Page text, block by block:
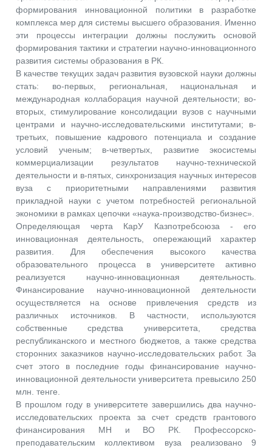
формирования инновационной политики в разработке
комплекса мер для системы высшего образования. Именно
эти процессы интеграции должны послужить основой
формирования тактики и стратегии научно-инновационного
развития системы образования в РК.
В качестве текущих задач развития вузовской науки должны
стать: во-первых, региональная, национальная и
международная коллаборация научной деятельности; во-
вторых, стимулирование консолидации вузов с научными
центрами и научно-исследовательскими институтами; в-
третьих, повышение кадрового потенциала и создание
условий ученым; в-четвертых, развитие экосистемы
коммерциализации результатов научно-технической
деятельности и в-пятых, синхронизация научных интересов
вуза с приоритетными направлениями развития
прикладной науки с учетом потребностей региональной
экономики в рамках цепочки «наука-производство-бизнес».
Определяющая черта КарУ Казпотребсоюза - его
инновационная деятельность, опережающий характер
развития. Для обеспечения высокого качества
образовательного процесса в университете активно
реализуется научно-инновационная деятельность.
Финансирование научно-инновационной деятельности
осуществляется на основе привлечения средств из
различных источников. В частности, используются
собственные средства университета, средства
республиканского и местного бюджетов, а также средства
сторонних заказчиков научно-исследовательских работ. За
счет этого в последние годы финансирование научно-
инновационной деятельности университета превысило 250
млн. тенге.
В прошлом году в университете завершились два научно-
исследовательских проекта за счет средств грантового
финансирования МН и ВО РК. Профессорско-
преподавательским коллективом вуза реализовано 9